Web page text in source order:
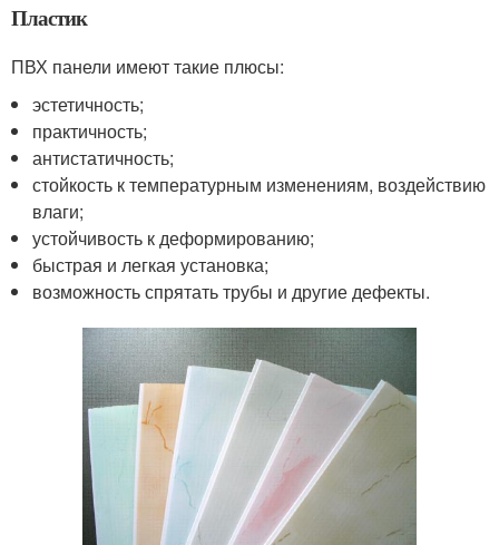
Пластик
ПВХ панели имеют такие плюсы:
эстетичность;
практичность;
антистатичность;
стойкость к температурным изменениям, воздействию
влаги;
устойчивость к деформированию;
быстрая и легкая установка;
возможность спрятать трубы и другие дефекты.